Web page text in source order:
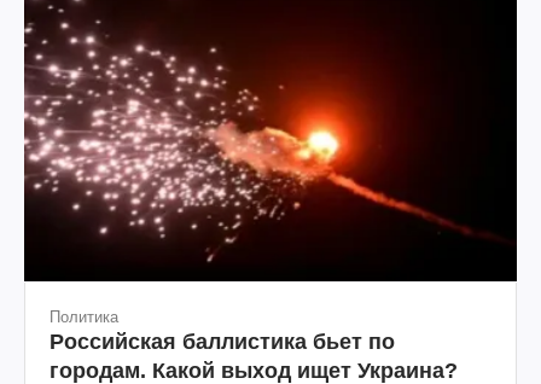
Политика
Российская баллистика бьет по
городам. Какой выход ищет Украина?